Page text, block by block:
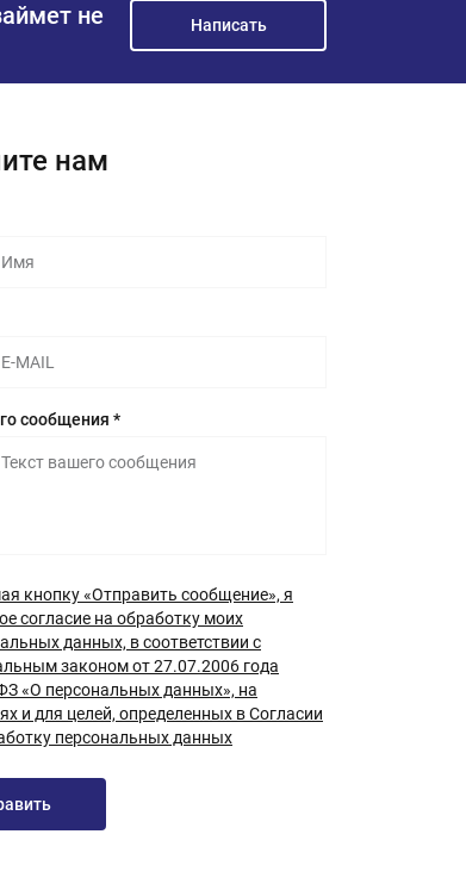
не
Написать
нам
сообщения *
кнопку «Отправить сообщение», я
согласие на обработку моих
данных, в соответствии с
законом от 27.07.2006 года
«О персональных данных», на
и для целей, определенных в Согласии
персональных данных